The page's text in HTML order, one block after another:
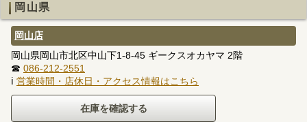
岡山県
岡山店
岡山県岡山市北区中山下1-8-45 ギークスオカヤマ 2階
☎ 086-212-2551
ℹ 営業時間・店休日・アクセス情報はこちら